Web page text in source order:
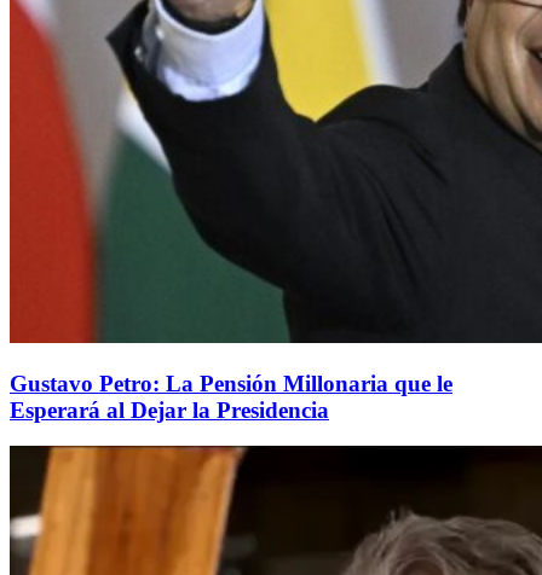
Gustavo Petro: La Pensión Millonaria que le
Esperará al Dejar la Presidencia